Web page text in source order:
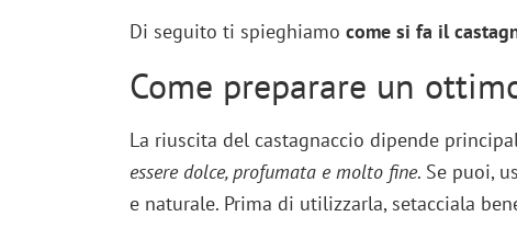
Di seguito ti spieghiamo come si fa il
Come preparare un
La riuscita del castagnaccio dipende
essere dolce, profumata e molto fine. Se puoi,
e naturale. Prima di utilizzarla, setacciala